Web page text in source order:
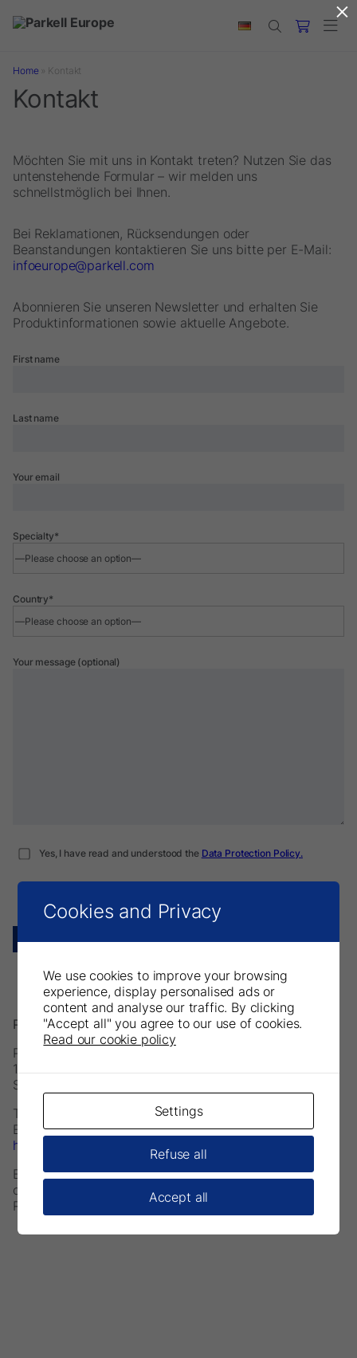
Skip to main content
Home» Kontakt
Kontakt
Möchten Sie mit uns in Kontakt treten? Nutzen Sie das
untenstehende Formular – wir melden uns
schnellstmöglich bei Ihnen.
Bei Reklamationen, Rücksendungen oder
Beanstandungen kontaktieren Sie uns bitte per E-Mail:
infoeurope@parkell.com
Abonnieren Sie unseren Newsletter und erhalten Sie
Produktinformationen sowie aktuelle Angebote.
First name
Last name
Your email
Specialty*
Country*
Your message (optional)
Yes, I have read and understood the Data Protection Policy.
Parkell Europe AB
Postfach 723, Finvids väg 8
194 27 Upplands Väsby
Schweden
Telefon: +46 708593481
E-mail:infoeurope@parkell.com
https://www.parkell.eu
Bestelldetails
orderseurope@parkell.com
Rechnungen per E-Mail: invoiceseurope@parkell.com
×
Cookies and Privacy
We use cookies to improve your browsing
experience, display personalised ads or
content and analyse our traffic. By clicking
"Accept all" you agree to our use of cookies.
Read our cookie policy
Settings
Refuse all
Accept all